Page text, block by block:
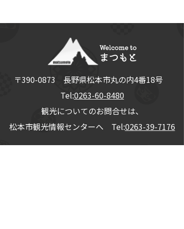
〒390-0873 長野県松本市丸の内4番18号
Tel:0263-60-8480
観光についてのお問合せは、
松本市観光情報センターへ Tel:0263-39-7176